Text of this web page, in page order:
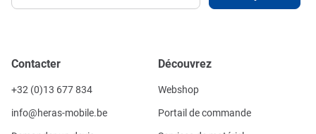
Contacter
+32 (0)13 677 834
info@heras-mobile.be
Découvrez
Webshop
Portail de commande